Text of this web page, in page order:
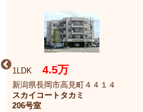
1LDK 4.5万
新潟県長岡市高見町４４１４
スカイコートタカミ
206号室